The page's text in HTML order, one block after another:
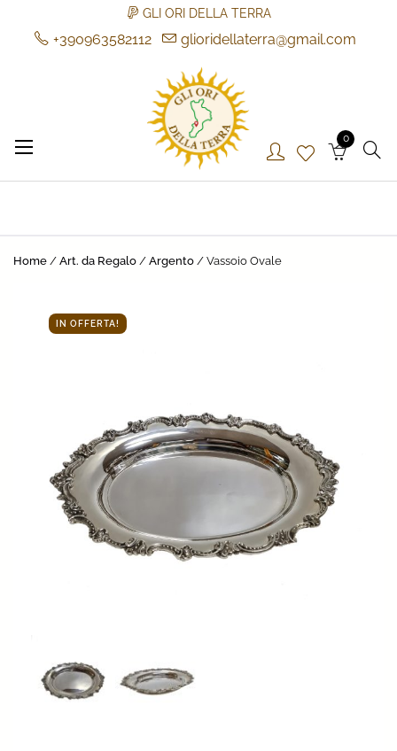
GLI ORI DELLA TERRA
+390963582112
glioridellaterra@gmail.com
Gli Ori della Terra
Gli Ori della Terra
0
Home / Art. da Regalo / Argento / Vassoio Ovale
IN OFFERTA!